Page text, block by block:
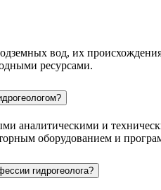
вод, их
ресурсами.
аналитическими и
оборудованием и
гидрогеолога?